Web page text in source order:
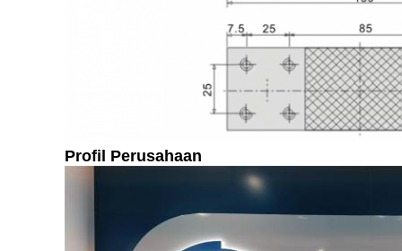
Profil Perusahaan